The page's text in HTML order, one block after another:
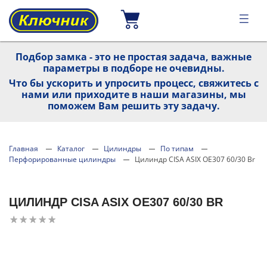
Подбор замка - это не простая задача, важные
параметры в подборе не очевидны.
Что бы ускорить и упросить процесс, свяжитесь с
нами или приходите в наши магазины, мы
поможем Вам решить эту задачу.
Главная Каталог Цилиндры
По типам
Перфорированные цилиндры
Цилиндр CISA ASIX OE307 60/30 Br
ЦИЛИНДР CISA ASIX OE307 60/30 BR